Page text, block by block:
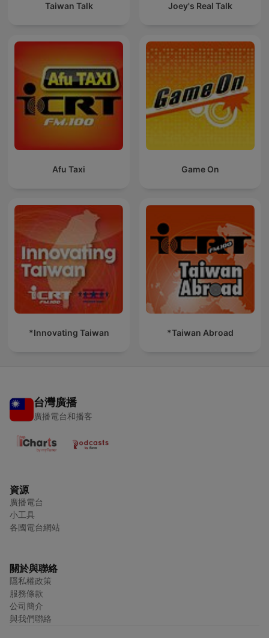
Taiwan Talk Joey's Real Talk
Afu Taxi Game On
*Innovating Taiwan *Taiwan Abroad
台灣廣播
廣播電台和播客
資源
廣播電台
小工具
各國電台網站
關於與聯絡
隱私權政策
服務條款
公司簡介
與我們聯絡